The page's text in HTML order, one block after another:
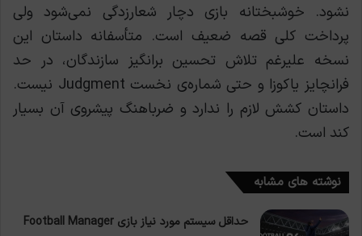
نشود. خوشبختانه بازی دچار شعارزدگی نمی‌شود ولی
پرداخت کلی قصه ضعیف است. متأسفانه داستان این
نسخه علیرغم تلاش تحسین برانگیز سازندگان، در حد
فرانچایز یاکوزا و حتی شماره‌ی نخست Judgment نیست.
داستان کشش لازم را ندارد و ضرباهنگ پیشروی آن بسیار
کند است.
نوشته های مشابه
حداقل سیستم مورد نیاز بازی Football Manager